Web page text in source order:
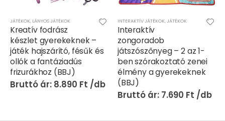
JÁTÉKOK, LÁNYOS JÁTÉKOK
Kreatív fodrász
készlet gyerekeknek –
játék hajszárító, fésűk és
ollók a fantáziadús
frizurákhoz (BBJ)
8.890 Ft
INTERAKTÍV JÁTÉKOK,JÁTÉKOK
Interaktív
zongoradob
játszószőnyeg – 2 az 1-
ben szórakoztató zenei
élmény a gyerekeknek
(BBJ)
7.690 Ft